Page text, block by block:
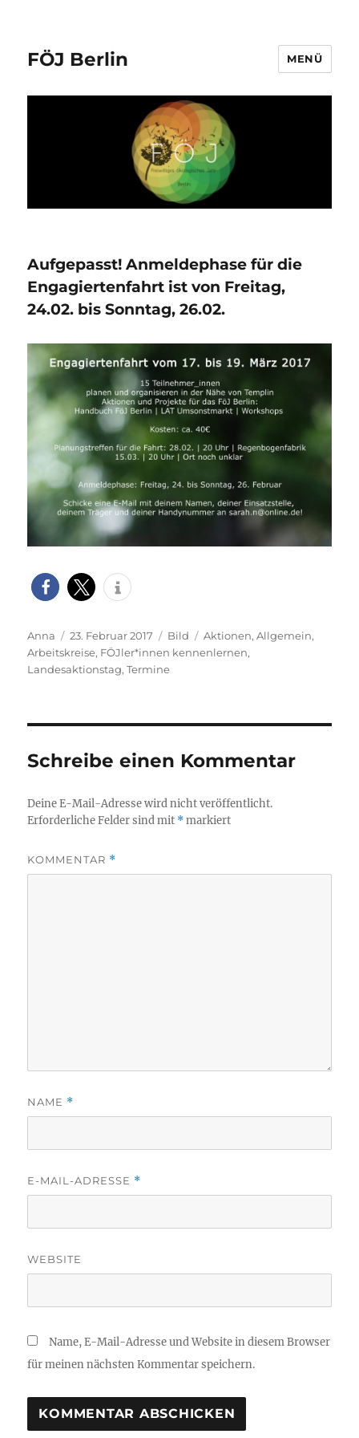
FÖJ Berlin MENÜ
Aufgepasst! Anmeldephase für die
Engagiertenfahrt ist von Freitag,
24.02. bis Sonntag, 26.02.
Autor
Anna
Veröffentlicht
am
23. Februar 2017 Format
Bild Kategorien
Aktionen,Allgemein,
Arbeitskreise, FÖJler*innen kennenlernen,
Landesaktionstag,Termine
Schreibe einen Kommentar
Deine E-Mail-Adresse wird nicht veröffentlicht.
Erforderliche Felder sind mit *markiert
KOMMENTAR *
NAME *
E-MAIL-ADRESSE *
WEBSITE
Name, E-Mail-Adresse und Website in diesem Browser
für meinen nächsten Kommentar speichern.